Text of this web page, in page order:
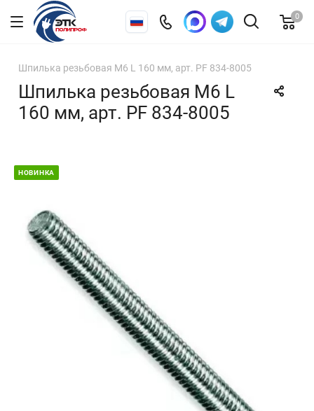
0
Шпилька резьбовая М6 L 160 мм, арт. PF 834-8005
Шпилька резьбовая М6 L
160 мм, арт. PF 834-8005
НОВИНКА